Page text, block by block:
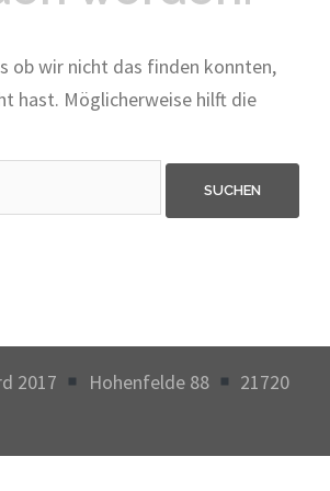
ob wir nicht das finden konnten,
hast. Möglicherweise hilft die
2017 Hohenfelde 88
21720